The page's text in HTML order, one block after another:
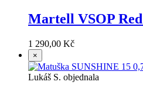
Martell VSOP
1 290,00 Kč
×
Lukáš S. objednala